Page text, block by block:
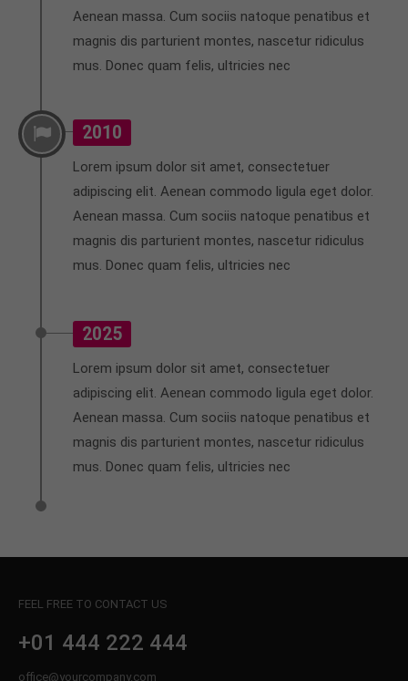
Aenean massa. Cum sociis natoque penatibus et
magnis dis parturient montes, nascetur ridiculus
mus. Donec quam felis, ultricies nec
2010
Lorem ipsum dolor sit amet, consectetuer
adipiscing elit. Aenean commodo ligula eget dolor.
Aenean massa. Cum sociis natoque penatibus et
magnis dis parturient montes, nascetur ridiculus
mus. Donec quam felis, ultricies nec
2025
Lorem ipsum dolor sit amet, consectetuer
adipiscing elit. Aenean commodo ligula eget dolor.
Aenean massa. Cum sociis natoque penatibus et
magnis dis parturient montes, nascetur ridiculus
mus. Donec quam felis, ultricies nec
FEEL FREE TO CONTACT US
+01 444 222 444
office@yourcompany.com